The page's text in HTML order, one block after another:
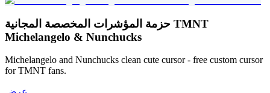
حزمة المؤشرات المخصصة المجانية TMNT
Michelangelo & Nunchucks
Michelangelo and Nunchucks clean cute cursor - free custom cursor
for TMNT fans.